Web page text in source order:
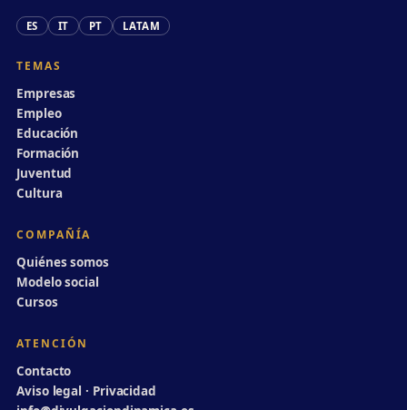
ES IT PT LATAM
TEMAS
Empresas
Empleo
Educación
Formación
Juventud
Cultura
COMPAÑÍA
Quiénes somos
Modelo social
Cursos
ATENCIÓN
Contacto
Aviso legal · Privacidad